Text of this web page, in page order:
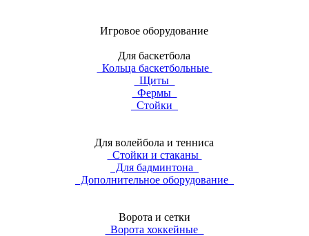
Игровое оборудование
Для баскетбола
Кольца баскетбольные
Щиты
Фермы
Стойки
Для волейбола и тенниса
Стойки и стаканы
Для бадминтона
Дополнительное оборудование
Ворота и сетки
Ворота хоккейные